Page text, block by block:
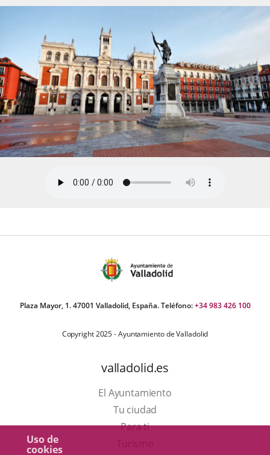
Uso de
cookies
Plaza Mayor, 1. 47001 Valladolid, España. Teléfono:+34 983 426 100
Copyright 2025 - Ayuntamiento de Valladolid
valladolid.es
El Ayuntamiento
Tu ciudad
Para ti